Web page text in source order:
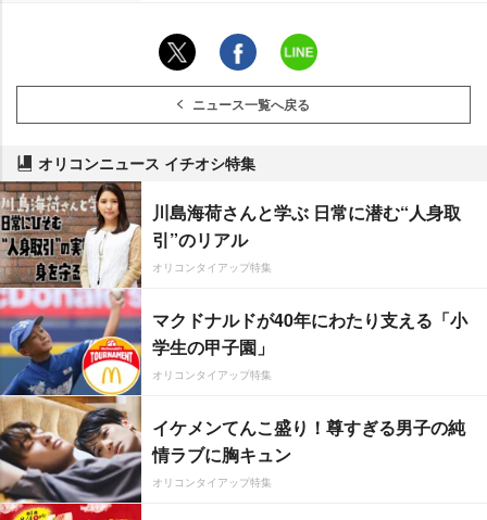
ニュース一覧へ戻る
オリコンニュース イチオシ特集
川島海荷さんと学ぶ 日常に潜む“人身取
引”のリアル
オリコンタイアップ特集
マクドナルドが40年にわたり支える「小
学生の甲子園」
オリコンタイアップ特集
イケメンてんこ盛り！尊すぎる男子の純
情ラブに胸キュン
オリコンタイアップ特集